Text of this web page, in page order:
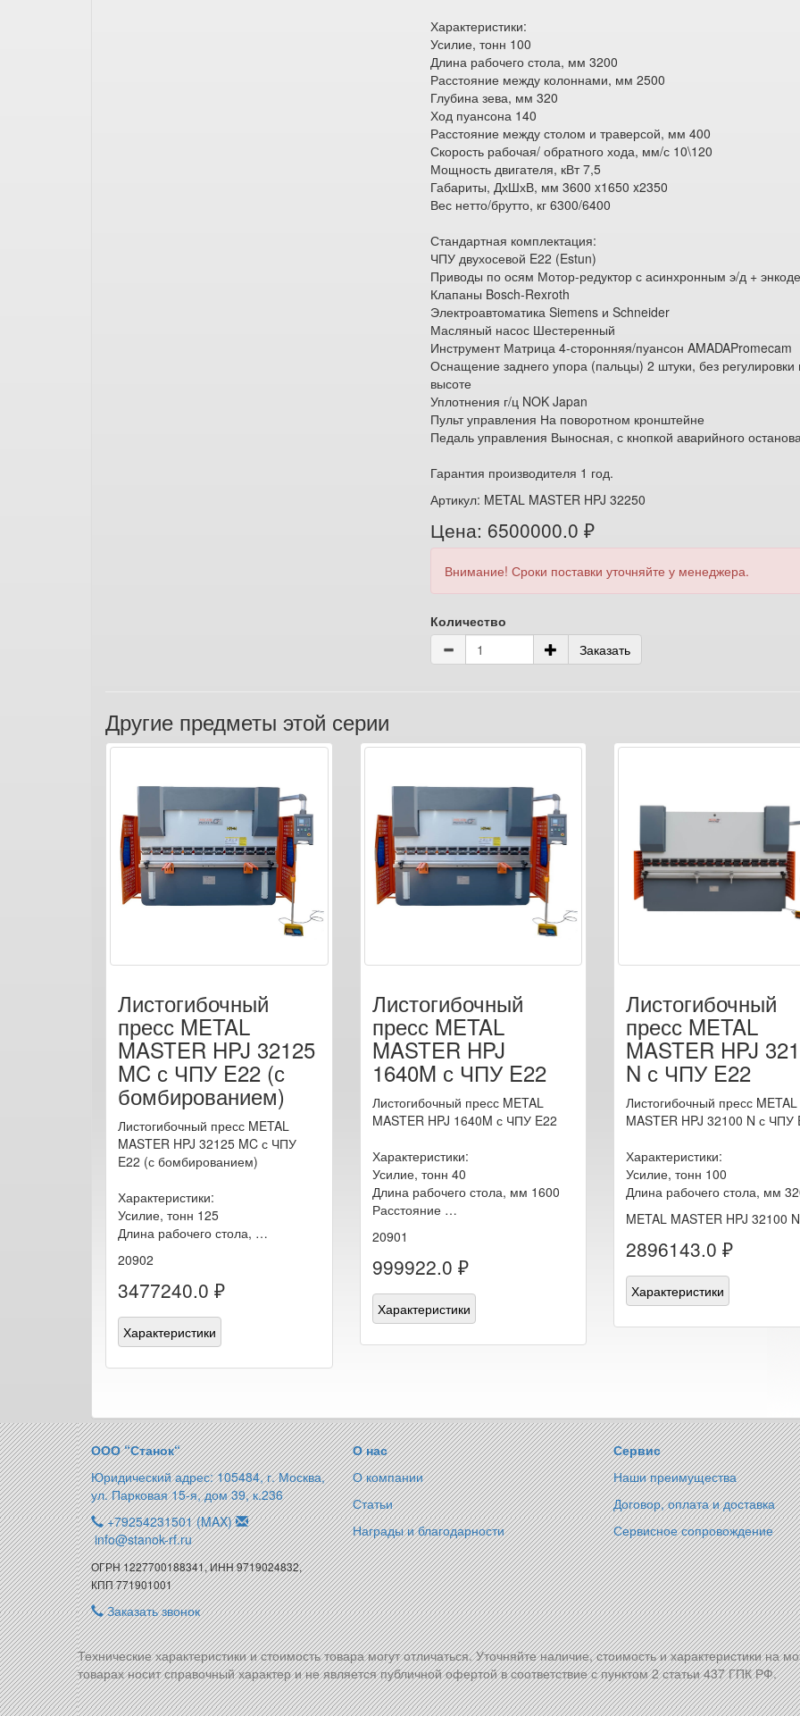
Характеристики:
Усилие, тонн 100
Длина рабочего стола, мм 3200
Расстояние между колоннами, мм 2500
Глубина зева, мм 320
Ход пуансона 140
Расстояние между столом и траверсой, мм 400
Скорость рабочая/ обратного хода, мм/с 10\120
Мощность двигателя, кВт 7,5
Габариты, ДхШхВ, мм 3600 x1650 x2350
Вес нетто/брутто, кг 6300/6400
Стандартная комплектация:
ЧПУ двухосевой E22 (Estun)
Приводы по осям Мотор-редуктор с асинхронным э/д +
Клапаны Bosch-Rexroth
Электроавтоматика Siemens и Schneider
Масляный насос Шестеренный
Инструмент Матрица 4-сторонняя/пуансон AMADAPromecam
Оснащение заднего упора (пальцы) 2 штуки, без регулировки
высоте
Уплотнения г/ц NOK Japan
Пульт управления На поворотном кронштейне
Педаль управления Выносная, с кнопкой аварийного
Гарантия производителя 1 год.
Артикул: METAL MASTER HPJ 32250
Цена: 6500000.0 ₽
Внимание! Сроки поставки уточняйте у менеджера.
Количество
Заказать
Другие предметы этой серии
Листогибочный
пресс METAL
MASTER HPJ 32125
MC с ЧПУ E22 (с
бомбированием)
Листогибочный пресс METAL
MASTER HPJ 32125 MC с ЧПУ
E22 (с бомбированием)
Характеристики:
Усилие, тонн 125
Длина рабочего стола, …
20902
3477240.0 ₽
Характеристики
Листогибочный
пресс METAL
MASTER HPJ
1640M с ЧПУ E22
Листогибочный пресс METAL
MASTER HPJ 1640M с ЧПУ E22
Характеристики:
Усилие, тонн 40
Длина рабочего стола, мм 1600
Расстояние …
20901
999922.0 ₽
Характеристики
Листогибочный
пресс METAL
MASTER HPJ
N с ЧПУ E22
Листогибочный пресс METAL
MASTER HPJ 32100 N с ЧПУ
Характеристики:
Усилие, тонн 100
Длина рабочего стола, мм
METAL MASTER HPJ 32100 N
2896143.0 ₽
Характеристики
ООО “Станок“
Юридический адрес: 105484, г. Москва,
ул. Парковая 15-я, дом 39, к.236
+79254231501 (MAX)
info@stanok-rf.ru
ОГРН 1227700188341, ИНН 9719024832,
КПП 771901001
Заказать звонок
О нас
О компании
Статьи
Награды и благодарности
Сервис
Наши преимущества
Договор, оплата и доставка
Сервисное сопровождение
Технические характеристики и стоимость товара могут отличаться. Уточняйте наличие, стоимость и характеристики
товарах носит справочный характер и не является публичной офертой в соответствие с пунктом 2 статьи 437 ГПК РФ.